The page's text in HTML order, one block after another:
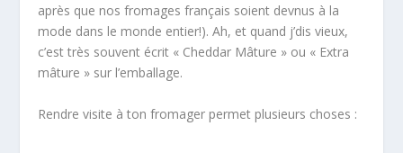
après que nos fromages français soient devnus à la
mode dans le monde entier!). Ah, et quand j’dis vieux,
c’est très souvent écrit « Cheddar Mâture » ou « Extra
mâture » sur l’emballage.
Rendre visite à ton fromager permet plusieurs choses :